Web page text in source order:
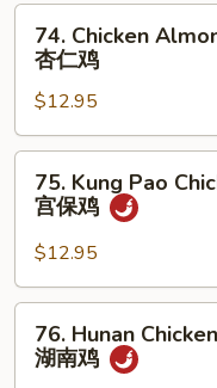
腰
Chicken
Almond
Ding
杏
仁
74. Chicken
杏仁鸡
$12.95
Kung
Pao
Chicken
宫
保
75. Kung Pao
宫保鸡
$12.95
Hunan
Chicken
76. Hunan Chicken
湖南鸡